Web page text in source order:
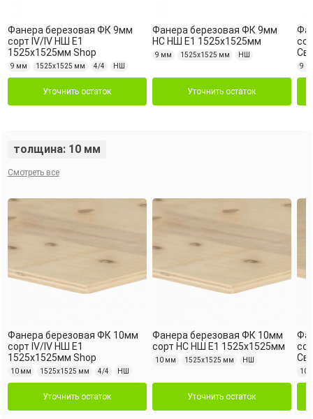
Фанера березовая ФК 9мм
сорт IV/IV НШ Е1
1525х1525мм Shop
9 мм 1525х1525 мм 4/4 НШ
Уточнить остаток
Фанера березовая ФК 9мм
НС НШ Е1 1525х1525мм
9 мм 1525х1525 мм НШ
Уточнить остаток
9
толщина: 10 мм
Смотреть все
Фанера березовая ФК 10мм
сорт IV/IV НШ Е1
1525х1525мм Shop
10 мм 1525х1525 мм 4/4 НШ
Уточнить остаток
Фанера березовая ФК 10мм
сорт НС НШ Е1 1525х1525мм
10 мм 1525х1525 мм НШ
Уточнить остаток
10